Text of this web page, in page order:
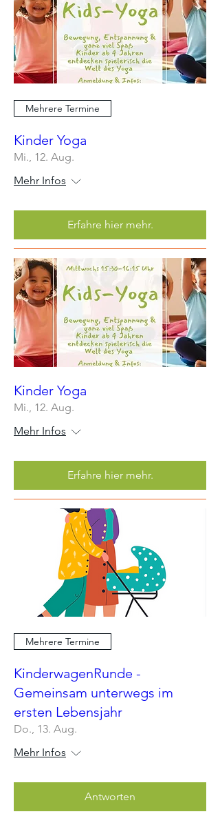
Mehrere Termine
Kinder Yoga
Mi., 12. Aug.
Mehr Infos
Erfahre hier mehr.
Kinder Yoga
Mi., 12. Aug.
Mehr Infos
Erfahre hier mehr.
Mehrere Termine
KinderwagenRunde -
Gemeinsam unterwegs im
ersten Lebensjahr
Do., 13. Aug.
Mehr Infos
Antworten